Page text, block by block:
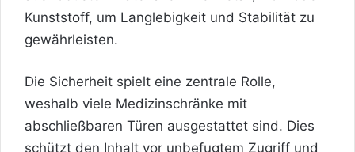
Kunststoff, um Langlebigkeit und Stabilität zu
gewährleisten.
Die Sicherheit spielt eine zentrale Rolle,
weshalb viele Medizinschränke mit
abschließbaren Türen ausgestattet sind. Dies
schützt den Inhalt vor unbefugtem Zugriff und